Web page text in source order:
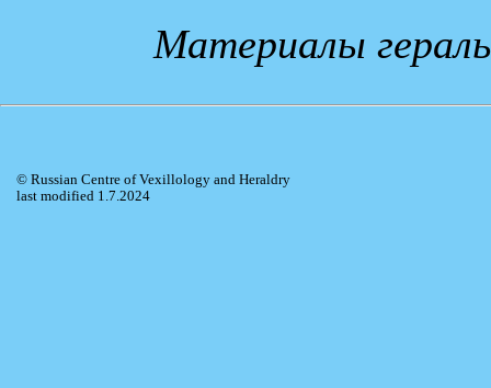
Материалы
© Russian Centre of Vexillology and Heraldry
last modified 1.7.2024